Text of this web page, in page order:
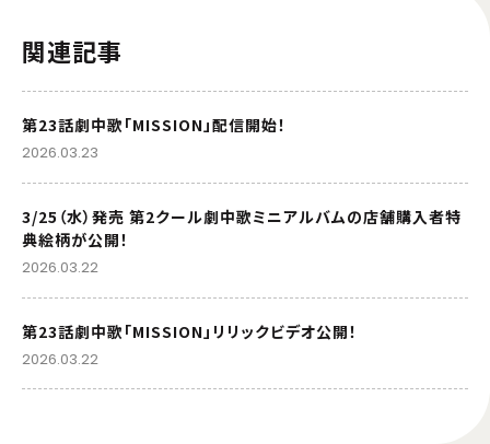
関連記事
第23話劇中歌「MISSION」配信開始！
2026.03.23
3/25（水）発売 第2クール劇中歌ミニアルバムの店舗購入者特
典絵柄が公開！
2026.03.22
第23話劇中歌「MISSION」リリックビデオ公開！
2026.03.22